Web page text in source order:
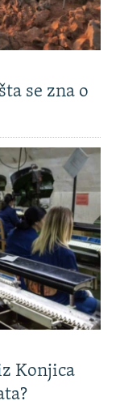
se zna o
Konjica